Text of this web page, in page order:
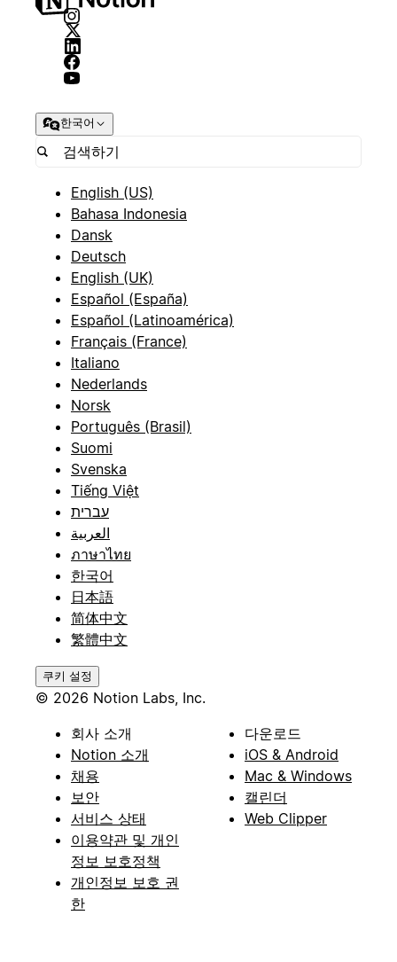
한국어
English (US)
Bahasa Indonesia
Dansk
Deutsch
English (UK)
Español (España)
Español (Latinoamérica)
Français (France)
Italiano
Nederlands
Norsk
Português (Brasil)
Suomi
Svenska
Tiếng Việt
עברית
العربية
ภาษาไทย
한국어
日本語
简体中文
繁體中文
쿠키 설정
© 2026 Notion Labs, Inc.
회사 소개
Notion 소개
채용
보안
서비스 상태
이용약관 및 개인
정보 보호정책
개인정보 보호 권
한
다운로드
iOS & Android
Mac & Windows
캘린더
Web Clipper